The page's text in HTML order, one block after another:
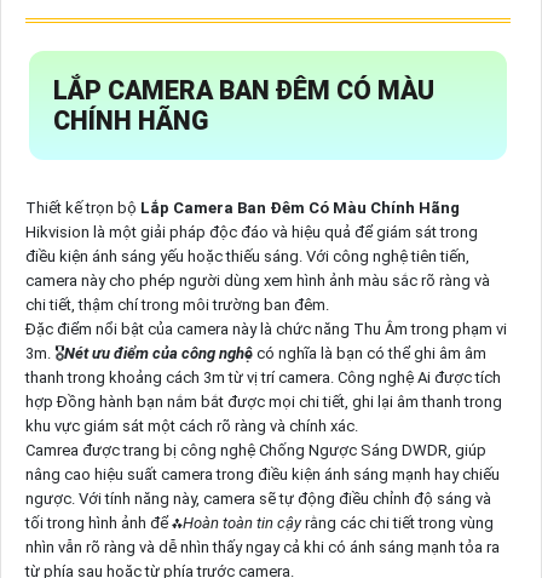
LẮP CAMERA BAN ĐÊM CÓ MÀU
CHÍNH HÃNG
Thiết kế trọn bộ Lắp Camera Ban Đêm Có Màu Chính Hãng
Hikvision là một giải pháp độc đáo và hiệu quả để giám sát trong
điều kiện ánh sáng yếu hoặc thiếu sáng. Với công nghệ tiên tiến,
camera này cho phép người dùng xem hình ảnh màu sắc rõ ràng và
chi tiết, thậm chí trong môi trường ban đêm.
Đặc điểm nổi bật của camera này là chức năng Thu Âm trong phạm vi
3m. 🎖️Nét ưu điểm của công nghệcó nghĩa là bạn có thể ghi âm âm
thanh trong khoảng cách 3m từ vị trí camera. Công nghệ Ai được tích
hợp Đồng hành bạn nắm bắt được mọi chi tiết, ghi lại âm thanh trong
khu vực giám sát một cách rõ ràng và chính xác.
Camrea được trang bị công nghệ Chống Ngược Sáng DWDR, giúp
nâng cao hiệu suất camera trong điều kiện ánh sáng mạnh hay chiếu
ngược. Với tính năng này, camera sẽ tự động điều chỉnh độ sáng và
tối trong hình ảnh để ⁂Hoàn toàn tin cậyrằng các chi tiết trong vùng
nhìn vẫn rõ ràng và dễ nhìn thấy ngay cả khi có ánh sáng mạnh tỏa ra
từ phía sau hoặc từ phía trước camera.